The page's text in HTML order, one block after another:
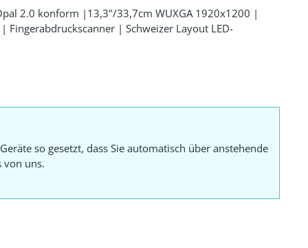
2.0 konform |13,3"/33,7cm WUXGA 1920x1200 |
| Schweizer Layout LED-
so gesetzt, dass Sie automatisch über anstehende
von uns.